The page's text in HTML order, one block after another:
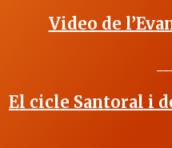
Video de
El cicle Santoral i